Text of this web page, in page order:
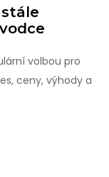
volbou pro
ceny, výhody a